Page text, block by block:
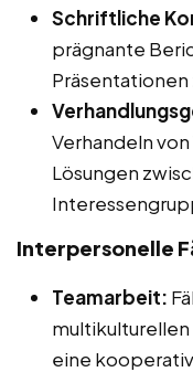
Schriftliche
prägnante
Präsentationen
Verhandeln
Lösungen
Interpersonelle
Teamarbeit:
multikulturellen
eine